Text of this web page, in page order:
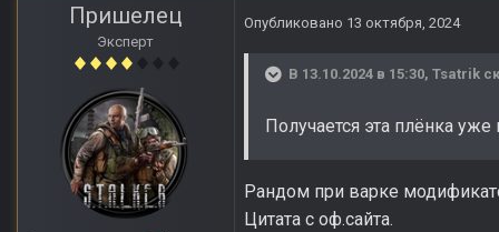
Пришелец
Эксперт
Опубликовано 13 октября, 2024
В 13.10.2024 в 15:30, Tsatrik
Получается эта плёнка
Рандом при варке
Цитата с оф.сайта.